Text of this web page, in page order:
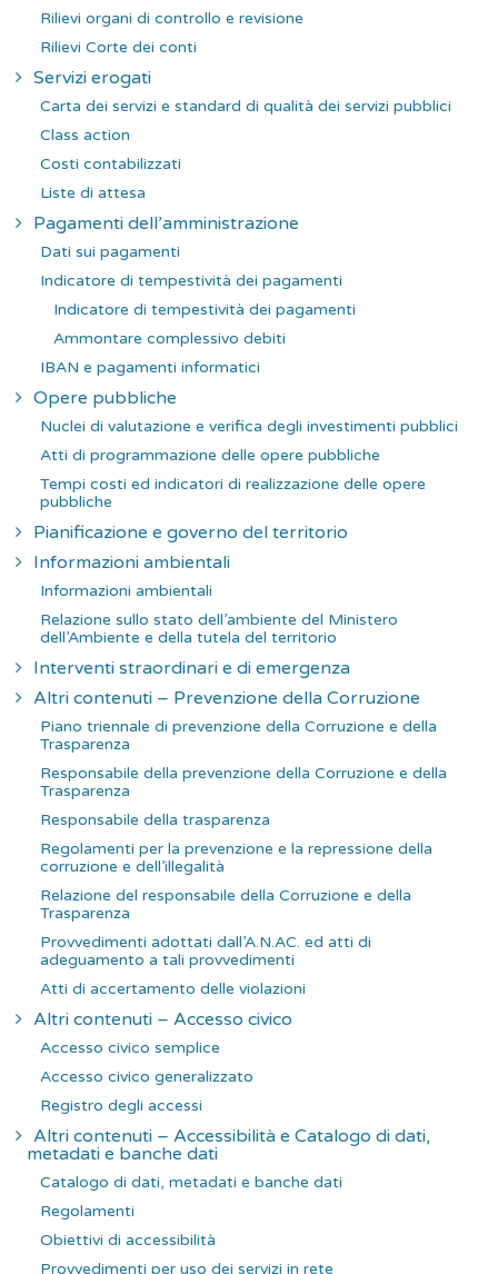
Rilievi organi di controllo e revisione
Rilievi Corte dei conti
Servizi erogati
Carta dei servizi e standard di qualità dei servizi pubblici
Class action
Costi contabilizzati
Liste di attesa
Pagamenti dell’amministrazione
Dati sui pagamenti
Indicatore di tempestività dei pagamenti
Indicatore di tempestività dei pagamenti
Ammontare complessivo debiti
IBAN e pagamenti informatici
Opere pubbliche
Nuclei di valutazione e verifica degli investimenti pubblici
Atti di programmazione delle opere pubbliche
Tempi costi ed indicatori di realizzazione delle opere
pubbliche
Pianificazione e governo del territorio
Informazioni ambientali
Informazioni ambientali
Relazione sullo stato dell’ambiente del Ministero
dell’Ambiente e della tutela del territorio
Interventi straordinari e di emergenza
Altri contenuti – Prevenzione della Corruzione
Piano triennale di prevenzione della Corruzione e della
Trasparenza
Responsabile della prevenzione della Corruzione e della
Trasparenza
Responsabile della trasparenza
Regolamenti per la prevenzione e la repressione della
corruzione e dell’illegalità
Relazione del responsabile della Corruzione e della
Trasparenza
Provvedimenti adottati dall’A.N.AC. ed atti di
adeguamento a tali provvedimenti
Atti di accertamento delle violazioni
Altri contenuti – Accesso civico
Accesso civico semplice
Accesso civico generalizzato
Registro degli accessi
Altri contenuti – Accessibilità e Catalogo di dati,
metadati e banche dati
Catalogo di dati, metadati e banche dati
Regolamenti
Obiettivi di accessibilità
Provvedimenti per uso dei servizi in rete